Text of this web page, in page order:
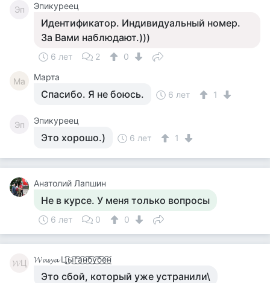
Эп Эпикуреец
Идентификатор. Индивидуальный номер.
За Вами наблюдают.)))
6 лет 2 0
Ма Марта
Спасибо. Я не боюсь. 6 лет 1
Эп Эпикуреец
Это хорошо.) 6 лет 1
Анатолий Лапшин
Не в курсе. У меня только вопросы
6 лет 0 0
𝓦Ц 𝓦𝓪𝓼𝔂𝓪 Ц͜͡ы͜͡г͜͡а͜͡н͜͡б͜͡у͜͡б͜͡е͜͡н͜͡
Это сбой, который уже устранили\